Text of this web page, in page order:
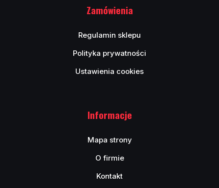
Zamówienia
Regulamin sklepu
Polityka prywatności
Ustawienia cookies
Informacje
Mapa strony
O firmie
Kontakt